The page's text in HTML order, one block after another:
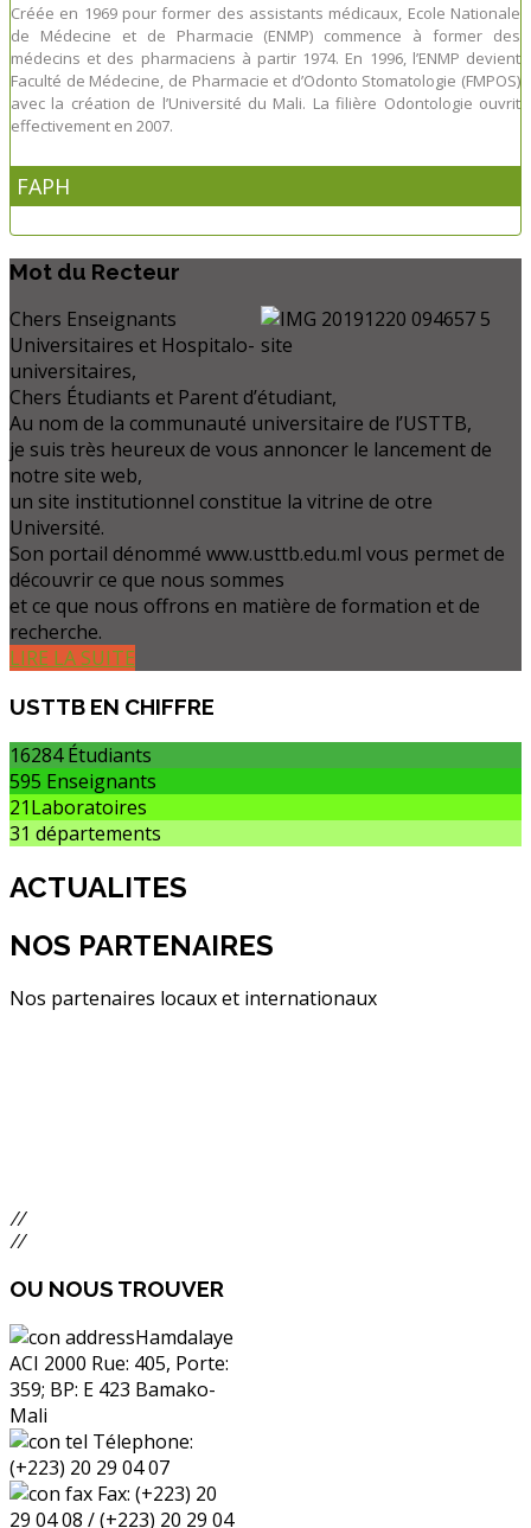
Créée en 1969 pour former des assistants médicaux, Ecole Nationale
de Médecine et de Pharmacie (ENMP) commence à former des
médecins et des pharmaciens à partir 1974. En 1996, l’ENMP devient
Faculté de Médecine, de Pharmacie et d’Odonto Stomatologie (FMPOS)
avec la création de l’Université du Mali. La filière Odontologie ouvrit
effectivement en 2007.
FAPH
Mot du Recteur
Chers Enseignants
Universitaires et Hospitalo-
universitaires,
Chers Étudiants et Parent d’étudiant,
Au nom de la communauté universitaire de l’USTTB,
je suis très heureux de vous annoncer le lancement de
notre site web,
un site institutionnel constitue la vitrine de otre
Université.
Son portail dénommé www.usttb.edu.ml vous permet de
découvrir ce que nous sommes
et ce que nous offrons en matière de formation et de
recherche.
LIRE LA SUITE
USTTB EN CHIFFRE
16284 Étudiants
595 Enseignants
21Laboratoires
31 départements
ACTUALITES
NOS PARTENAIRES
Nos partenaires locaux et internationaux
//
//
OU NOUS TROUVER
Hamdalaye
ACI 2000 Rue: 405, Porte:
359; BP: E 423 Bamako-
Mali
Télephone:
(+223) 20 29 04 07
Fax: (+223) 20
29 04 08 / (+223) 20 29 04